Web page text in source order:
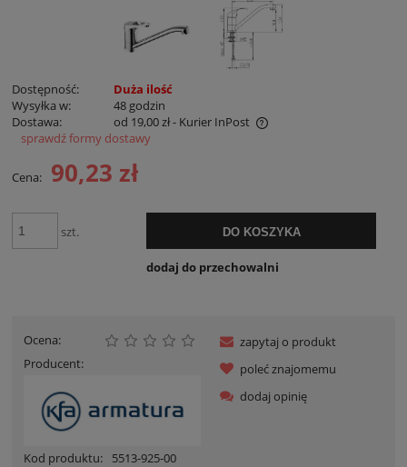
Dostępność:
Duża ilość
Wysyłka w:
48 godzin
Dostawa:
od 19,00 zł- Kurier InPost
Cena nie zawiera ewentualnych kosztów płatności
sprawdź formy dostawy
Cena: 90,23 zł
szt. DO KOSZYKA
dodaj do przechowalni
Ocena:
Producent:
Kod produktu: 5513-925-00
zapytaj o produkt
poleć znajomemu
dodaj opinię